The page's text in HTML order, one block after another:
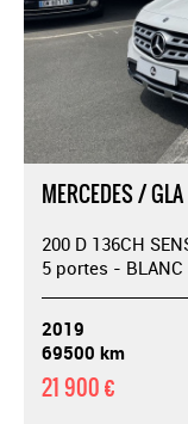
MERCEDES / GLA
200 D 136CH
5 portes - BLANC
2019
69500 km
21 900 €